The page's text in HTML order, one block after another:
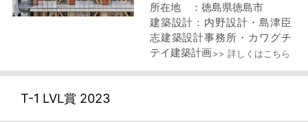
所在地 ：徳島県徳島市
建築設計：内野設計・島津臣
志建築設計事務所・カワグチ
テイ建築計画
施工 ：亀井組グループ
>> 詳しくはこちら
T-1 LVL賞 2023